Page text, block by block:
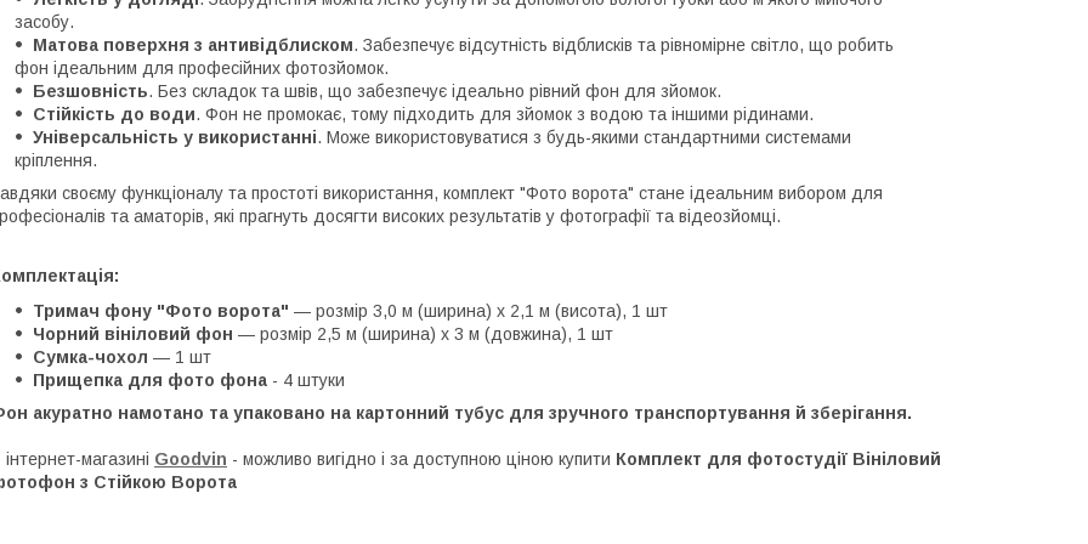
засобу.
Матова поверхня з антивідблиском. Забезпечує відсутність відблисків та рівномірне світло, що робить
фон ідеальним для професійних фотозйомок.
Безшовність. Без складок та швів, що забезпечує ідеально рівний фон для зйомок.
Стійкість до води. Фон не промокає, тому підходить для зйомок з водою та іншими рідинами.
Універсальність у використанні. Може використовуватися з будь-якими стандартними системами
кріплення.
своєму функціоналу та простоті використання, комплект "Фото ворота" стане ідеальним вибором для
та аматорів, які прагнуть досягти високих результатів у фотографії та відеозйомці.
Тримач фону "Фото ворота" — розмір 3,0 м (ширина) х 2,1 м (висота), 1 шт
Чорний вініловий фон — розмір 2,5 м (ширина) х 3 м (довжина), 1 шт
Сумка-чохол — 1 шт
Прищепка для фото фона - 4 штуки
акуратно намотано та упаковано на картонний тубус для зручного транспортування й зберігання.
інтернет-магазині Goodvin - можливо вигідно і за доступною ціною купити Комплект для фотостудії Вініловий
з Стійкою Ворота